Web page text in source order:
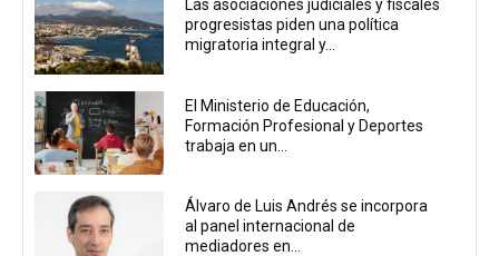
Las asociaciones judiciales y fiscales
progresistas piden una política
migratoria integral y...
El Ministerio de Educación,
Formación Profesional y Deportes
trabaja en un...
Álvaro de Luis Andrés se incorpora
al panel internacional de
mediadores en...